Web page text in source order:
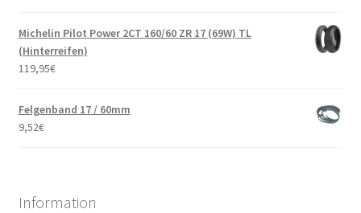
Michelin Pilot Power 2CT 160/60 ZR 17 (69W) TL
(Hinterreifen)
119,95€
Felgenband 17 / 60mm
9,52€
Information